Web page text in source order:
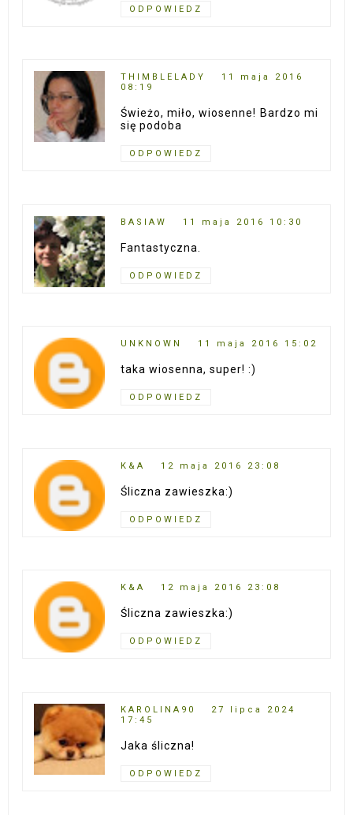
ODPOWIEDZ
THIMBLELADY
11 maja 2016
08:19
Świeżo, miło, wiosenne! Bardzo mi
się podoba
ODPOWIEDZ
BASIAW 11 maja 2016 10:30
Fantastyczna.
ODPOWIEDZ
UNKNOWN 11 maja 2016 15:02
taka wiosenna, super! :)
ODPOWIEDZ
K&A 12 maja 2016 23:08
Śliczna zawieszka:)
ODPOWIEDZ
K&A 12 maja 2016 23:08
Śliczna zawieszka:)
ODPOWIEDZ
KAROLINA90
27 lipca 2024
17:45
Jaka śliczna!
ODPOWIEDZ